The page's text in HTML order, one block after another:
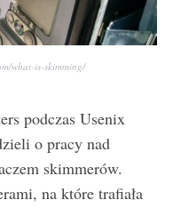
what-is-skimming/
podczas Usenix
o pracy nad
skimmerów.
na które trafiała